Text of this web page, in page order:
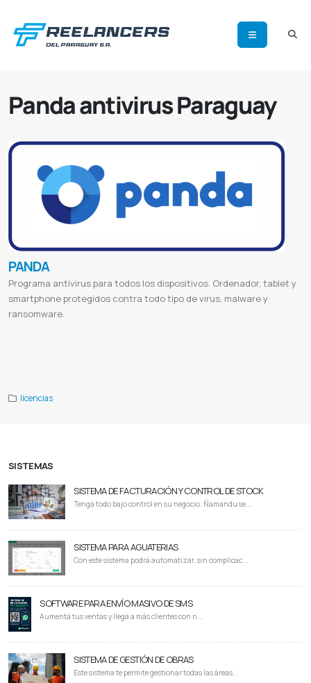
Panda antivirus Paraguay
PANDA
Programa antivirus para todos los dispositivos. Ordenador, tablet y
smartphone protegidos contra todo tipo de virus, malware y
ransomware.
licencias
SISTEMAS
SISTEMA DE FACTURACIÓN Y CONTROL DE STOCK
Tenga todo bajo control en su negocio. Ñamandu se...
SISTEMA PARA AGUATERIAS
Con este sistema podrá automatizar, sin complicac...
SOFTWARE PARA ENVÍO MASIVO DE SMS
Aumentá tus ventas y llegá a más clientes con n...
SISTEMA DE GESTIÓN DE OBRAS
Este sistema te permite gestionar todas las áreas...